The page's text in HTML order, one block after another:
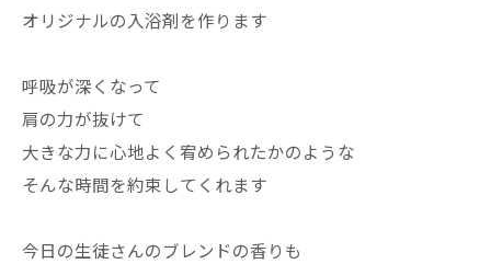
オリジナルの入浴剤を作ります
呼吸が深くなって
肩の力が抜けて
大きな力に心地よく宥められたかのような
そんな時間を約束してくれます
今日の生徒さんのブレンドの香りも